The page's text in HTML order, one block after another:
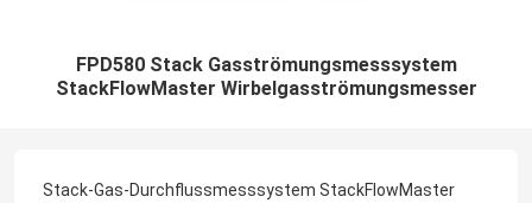
FPD580 Stack Gasströmungsmesssystem
StackFlowMaster Wirbelgasströmungsmesser
Stack-Gas-Durchflussmesssystem StackFlowMaster